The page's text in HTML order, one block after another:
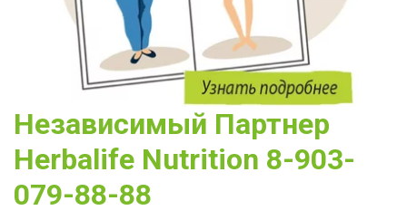
Независимый Партнер
Herbalife Nutrition 8-903-
079-88-88